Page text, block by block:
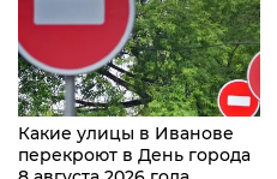
Какие улицы в Иванове
перекроют в День города